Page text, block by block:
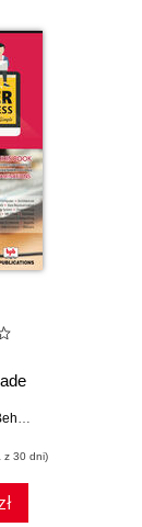
Soumya Ranjan Behera
z 30 dni)